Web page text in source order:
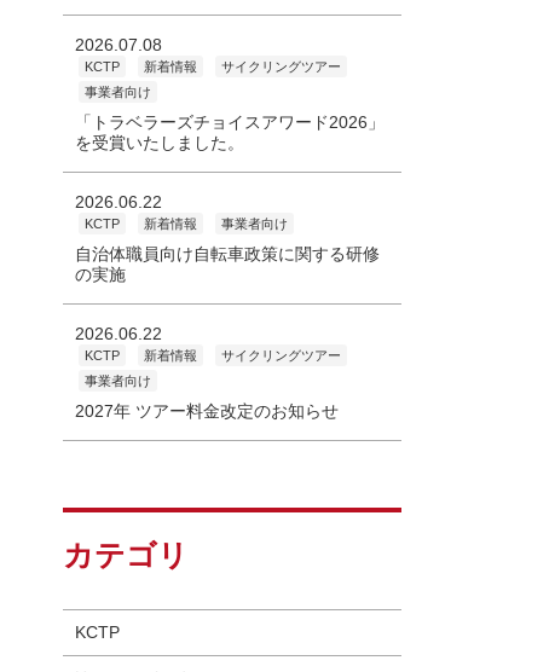
2026.07.08
KCTP 新着情報
サイクリングツアー
事業者向け
「トラベラーズチョイスアワード2026」
を受賞いたしました。
2026.06.22
KCTP 新着情報 事業者向け
自治体職員向け自転車政策に関する研修
の実施
2026.06.22
KCTP 新着情報
サイクリングツアー
事業者向け
2027年 ツアー料金改定のお知らせ
カテゴリ
KCTP